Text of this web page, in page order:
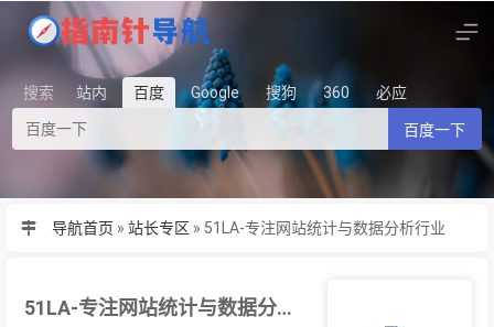
搜索 站内 百度 Google 搜狗 360 必应
百度一下
导航首页 » 站长专区 » 51LA-专注网站统计与数据分析行业
51LA-专注网站统计与数据分析行业